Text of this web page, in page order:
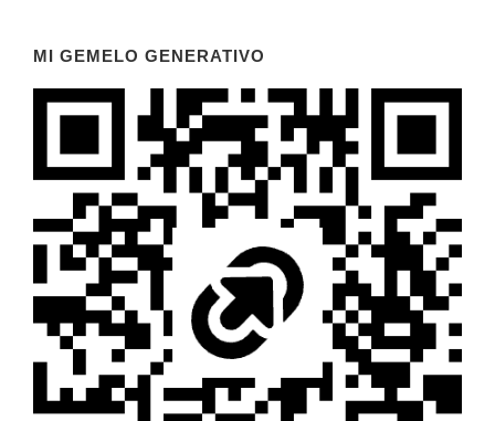
MI GEMELO GENERATIVO